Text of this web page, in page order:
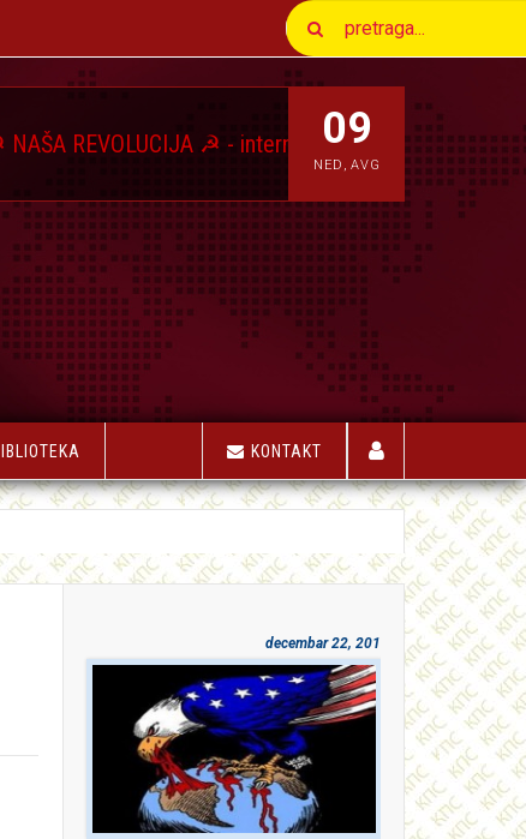
☭ - internet magazin Komunističkog
09
NED ,AVG
KONTAKT
decembar 22, 2018